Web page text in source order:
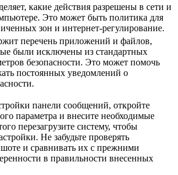
какие действия разрешены в сети и
Это может быть политика для
зон и интернет-регулирование.
перечень приложений и файлов,
были исключены из стандартных
безопасности. Это может помочь
постоянных уведомлений о
панели сообщений, откройте
параметра и внесите необходимые
перезагрузите систему, чтобы
Не забудьте проверять
и сравнивать их с прежними
в правильности внесенных